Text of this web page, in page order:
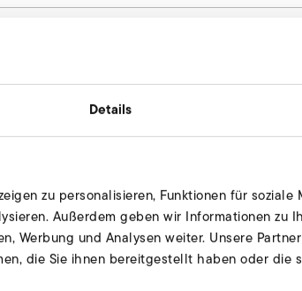
Details
zu personalisieren, Funktionen für soziale
Außerdem geben wir Informationen zu
Werbung und Analysen weiter. Unsere
die Sie ihnen bereitgestellt haben oder die
anfragen
Unsere Experten